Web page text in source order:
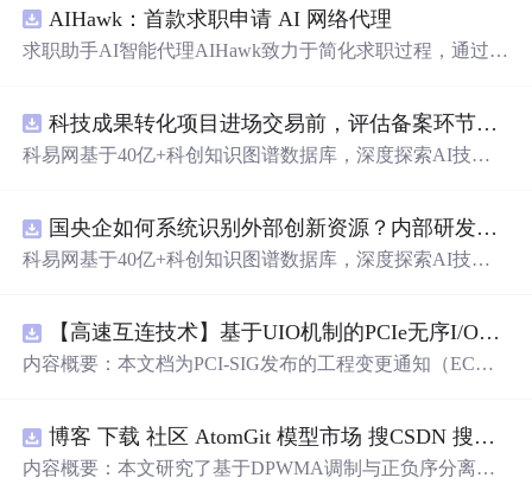
AIHawk：首款求职申请 AI 网络代理
求职助手AI智能代理AIHawk致力于简化求职过程，通过自
科技成果转化项目进场交易前，评估备案环节需要准备哪些材料？.docx
科易网基于40亿+科创知识图谱数据库，深度探索AI技术
新领域的AI+数智化解决方案，推动科技创新与产业创新
智能化发展。
国央企如何系统识别外部创新资源？内部研发体系完善，但对外部高校、中小科技企业技术能力缺乏动态认知。.docx
科易网基于40亿+科创知识图谱数据库，深度探索AI技术
新领域的AI+数智化解决方案，推动科技创新与产业创新
智能化发展。
【高速互连技术】基于UIO机制的PCIe无序I/O扩展：多路径架构下内存请求的高性能传输与排序控制方案设计
内容概要：本文档为PCI-SIG发布的工程变更通知（EC
规则对多路径拓扑和高性能IO系统的限制。UIO基于Flit模
式，定义了一套新的TLP（事务层包）类型和规则，允许
博客 下载 社区 AtomGit 模型市场 搜CSDN 搜索 AI 搜索 会员中心 创作中心 基于DPWMA调制与正负序分离的ANPC三电平并网逆变器前馈控制策略研究（Simulink仿真实现）
内容概要：本文研究了基于DPWMA调制与正负序分离的